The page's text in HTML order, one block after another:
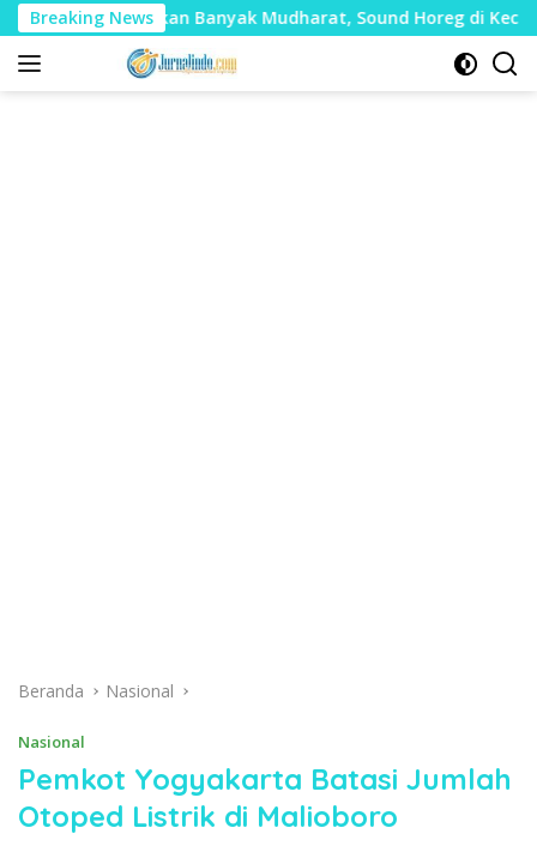
Langsung
ke
konten
Breaking News
Timbulkan Banyak Mudharat, Sound Horeg di Kecamatan
Beranda Nasional
Nasional
Pemkot Yogyakarta Batasi Jumlah
Otoped Listrik di Malioboro